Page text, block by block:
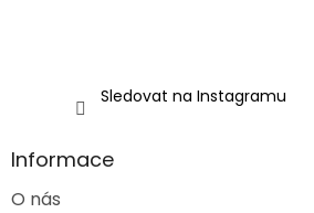
Sledovat na Instagramu
Informace
O nás